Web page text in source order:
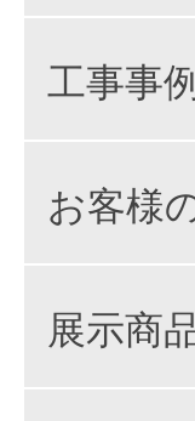
工事事
お客様
展示商